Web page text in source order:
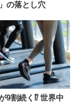
の落とし穴
9割続く⁉ 世界中